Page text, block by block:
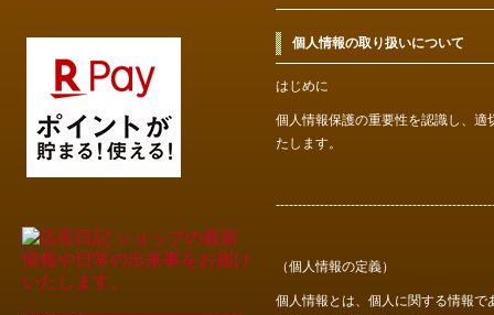
個人情報の取り扱いについて
はじめに
個人情報保護の重要性を認識し、
たします。
（個人情報の定義）
個人情報とは、個人に関する情報